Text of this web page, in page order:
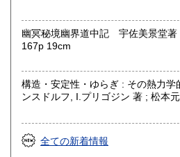
幽冥秘境幽界道中記 宇佐美景堂
167p 19cm
構造・安定性・ゆらぎ : その熱力学
ンスドルフ, I.プリゴジン 著 ; 松本
房〈熱力学の方法を、平衡はもと
も含むあらゆる現象へ拡張でき
い「構造」は常に不安定性の結果と
それはゆらぎから生じるものである
全ての新着情報